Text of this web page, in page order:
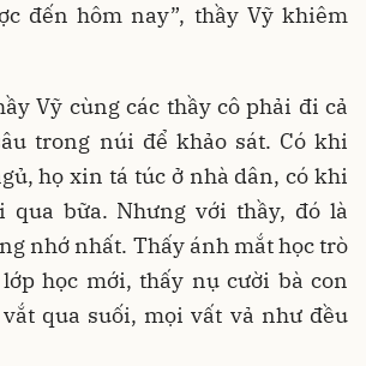
đến hôm nay”, thầy Vỹ khiêm
Vỹ cùng các thầy cô phải đi cả
trong núi để khảo sát. Có khi
họ xin tá túc ở nhà dân, có khi
qua bữa. Nhưng với thầy, đó là
nhớ nhất. Thấy ánh mắt học trò
học mới, thấy nụ cười bà con
qua suối, mọi vất vả như đều